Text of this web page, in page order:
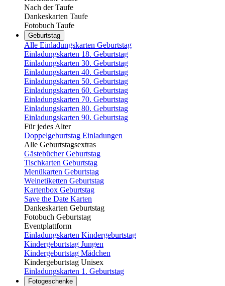
Nach der Taufe
Dankeskarten Taufe
Fotobuch Taufe
Geburtstag
Alle Einladungskarten Geburtstag
Einladungskarten 18. Geburtstag
Einladungskarten 30. Geburtstag
Einladungskarten 40. Geburtstag
Einladungskarten 50. Geburtstag
Einladungskarten 60. Geburtstag
Einladungskarten 70. Geburtstag
Einladungskarten 80. Geburtstag
Einladungskarten 90. Geburtstag
Für jedes Alter
Doppelgeburtstag Einladungen
Alle Geburtstagsextras
Gästebücher Geburtstag
Tischkarten Geburtstag
Menükarten Geburtstag
Weinetiketten Geburtstag
Kartenbox Geburtstag
Save the Date Karten
Dankeskarten Geburtstag
Fotobuch Geburtstag
Eventplattform
Einladungskarten Kindergeburtstag
Kindergeburtstag Jungen
Kindergeburtstag Mädchen
Kindergeburtstag Unisex
Einladungskarten 1. Geburtstag
Fotogeschenke